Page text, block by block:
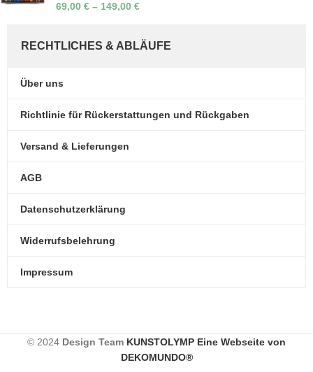
69,00 € – 149,00 €
RECHTLICHES & ABLÄUFE
Über uns
Richtlinie für Rückerstattungen und Rückgaben
Versand & Lieferungen
AGB
Datenschutzerklärung
Widerrufsbelehrung
Impressum
© 2024 Design Team KUNSTOLYMP Eine Webseite von
DEKOMUNDO®